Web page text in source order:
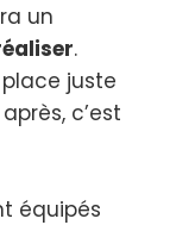
un
.
juste
c’est
équipés